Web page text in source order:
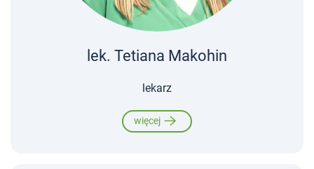
lek. Tetiana Makohin
lekarz
więcej